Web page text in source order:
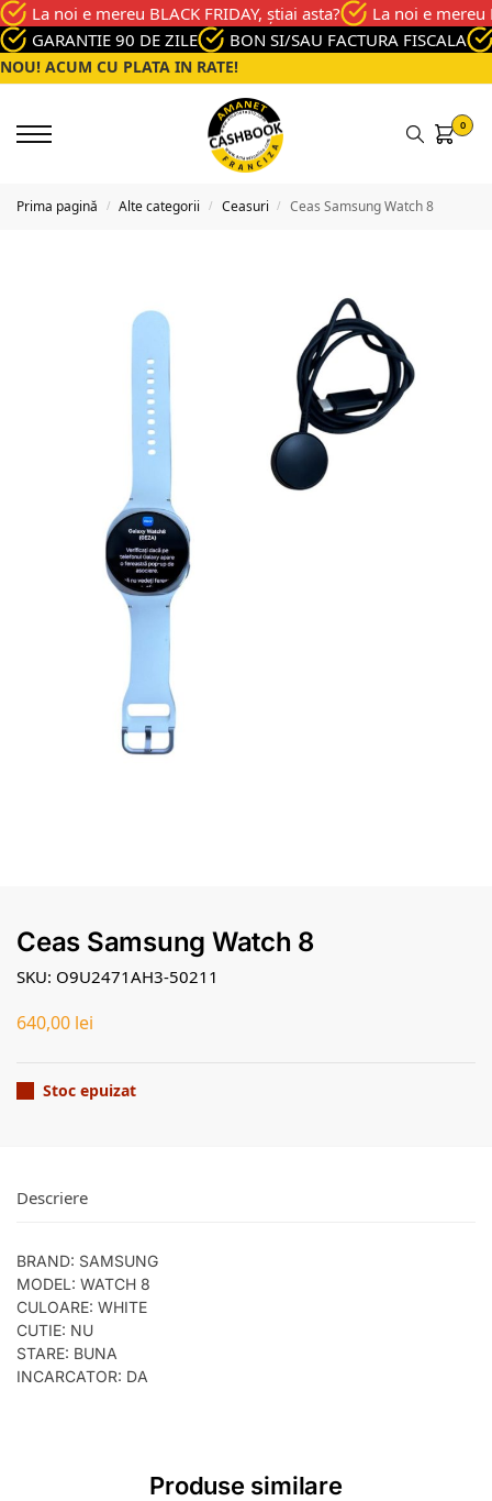
La noi e mereu BLACK FRIDAY, știai asta?
La noi e mereu
GARANTIE 90 DE ZILE
BON SI/SAU FACTURA FISCALA
NOU! ACUM CU PLATA IN RATE!
0
Prima pagină / Alte categorii / Ceasuri / Ceas Samsung Watch 8
Ceas Samsung Watch 8
SKU: O9U2471AH3-50211
640,00 lei
Stoc epuizat
Descriere
BRAND: SAMSUNG
MODEL: WATCH 8
CULOARE: WHITE
CUTIE: NU
STARE: BUNA
INCARCATOR: DA
Produse similare